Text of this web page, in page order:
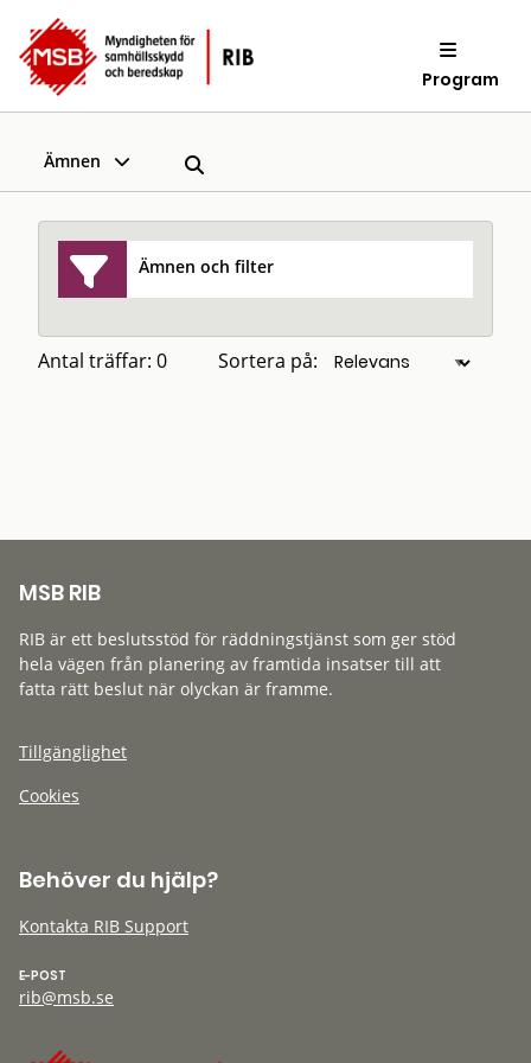
Program
Ämnen
Ämnen och filter
Antal träffar: 0 Sortera på:
MSB RIB
RIB är ett beslutsstöd för räddningstjänst som ger stöd
hela vägen från planering av framtida insatser till att
fatta rätt beslut när olyckan är framme.
Tillgänglighet
Cookies
Behöver du hjälp?
Kontakta RIB Support
E-POST
rib@msb.se